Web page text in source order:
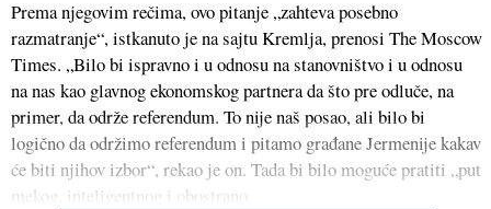
Prema njegovim rečima, ovo pitanje „zahteva posebno
razmatranje“, istkanuto je na sajtu Kremlja, prenosi The Moscow
Times. „Bilo bi ispravno i u odnosu na stanovništvo i u odnosu
na nas kao glavnog ekonomskog partnera da što pre odluče, na
primer, da održe referendum. To nije naš posao, ali bilo bi
logično da održimo referendum i pitamo građane Jermenije kakav
će biti njihov izbor“, rekao je on. Tada bi bilo moguće pratiti „put
mekog, inteligentnog i obostrano